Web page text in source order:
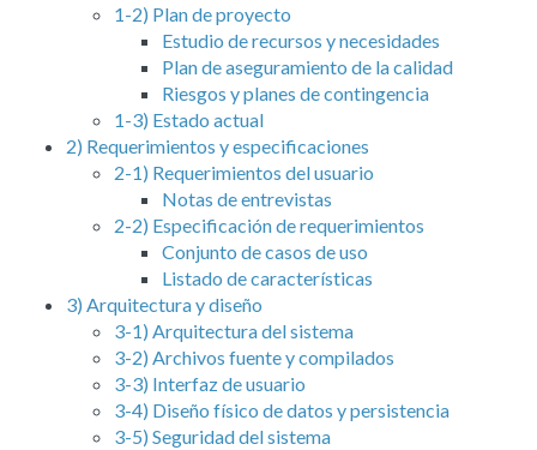
1-2) Plan de proyecto
Estudio de recursos y necesidades
Plan de aseguramiento de la calidad
Riesgos y planes de contingencia
1-3) Estado actual
2) Requerimientos y especificaciones
2-1) Requerimientos del usuario
Notas de entrevistas
2-2) Especificación de requerimientos
Conjunto de casos de uso
Listado de características
3) Arquitectura y diseño
3-1) Arquitectura del sistema
3-2) Archivos fuente y compilados
3-3) Interfaz de usuario
3-4) Diseño físico de datos y persistencia
3-5) Seguridad del sistema